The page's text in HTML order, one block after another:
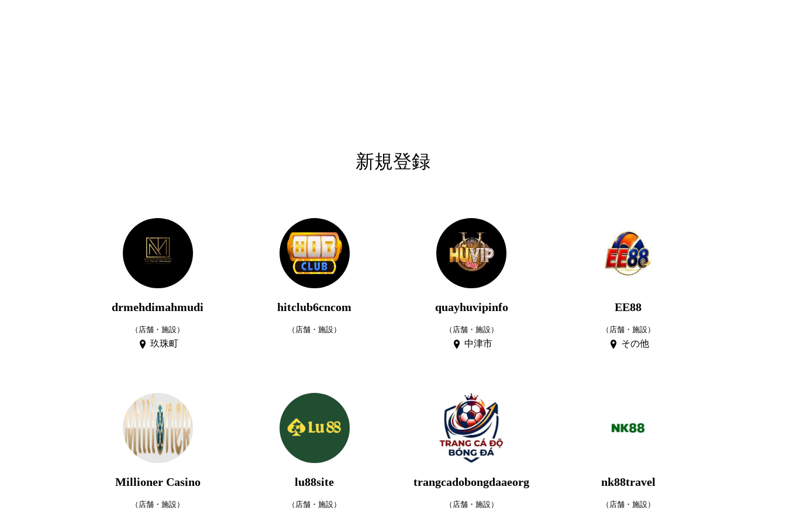
新規登録
drmehdimahmudi
（店舗・施設）
玖珠町
hitclub6cncom
（店舗・施設）
quayhuvipinfo
（店舗・施設）
中津市
EE88
（店舗・施設）
その他
Millioner Casino
（店舗・施設）
lu88site
（店舗・施設）
trangcadobongdaaeorg
（店舗・施設）
nk88travel
（店舗・施設）